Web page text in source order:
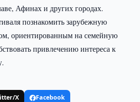
Афинах и других городах.
познакомить зарубежную
ориентированным на семейную
привлечению интереса к
X
Facebook